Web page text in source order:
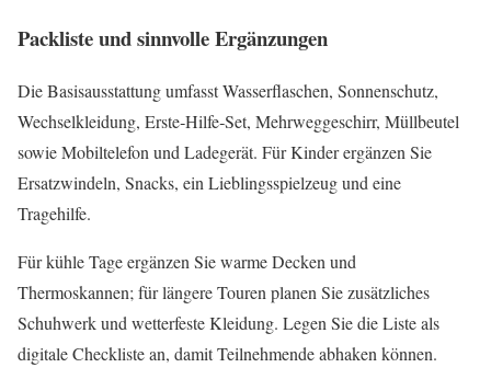
Packliste und sinnvolle Ergänzungen
Die Basisausstattung umfasst Wasserflaschen, Sonnenschutz,
Wechselkleidung, Erste‑Hilfe‑Set, Mehrweggeschirr, Müllbeutel
sowie Mobiltelefon und Ladegerät. Für Kinder ergänzen Sie
Ersatzwindeln, Snacks, ein Lieblingsspielzeug und eine
Tragehilfe.
Für kühle Tage ergänzen Sie warme Decken und
Thermoskannen; für längere Touren planen Sie zusätzliches
Schuhwerk und wetterfeste Kleidung. Legen Sie die Liste als
digitale Checkliste an, damit Teilnehmende abhaken können.